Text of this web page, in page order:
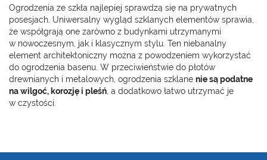
Ogrodzenia ze szkła najlepiej sprawdzą się na prywatnych
posesjach. Uniwersalny wygląd szklanych elementów sprawia,
że współgrają one zarówno z budynkami utrzymanymi
w nowoczesnym, jak i klasycznym stylu. Ten niebanalny
element architektoniczny można z powodzeniem wykorzystać
do ogrodzenia basenu. W przeciwieństwie do płotów
drewnianych i metalowych, ogrodzenia szklane nie są podatne
na wilgoć, korozję i pleśń , a dodatkowo łatwo utrzymać je
w czystości.